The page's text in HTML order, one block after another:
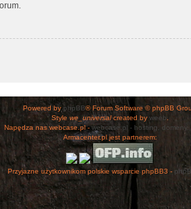
Powered by phpBB® Forum Software © phpBB
Style we_universalcreated by weeb.
Napędza nas webcase.pl -webcase.pl - hosting, domeny,
Armacenter.pl jest partnerem:
Przyjazne użytkownikom polskie wsparcie phpBB3 -